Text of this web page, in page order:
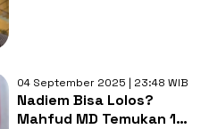
04 September 2025 | 23:48 WIB
Nadiem Bisa Lolos?
Mahfud MD Temukan 1